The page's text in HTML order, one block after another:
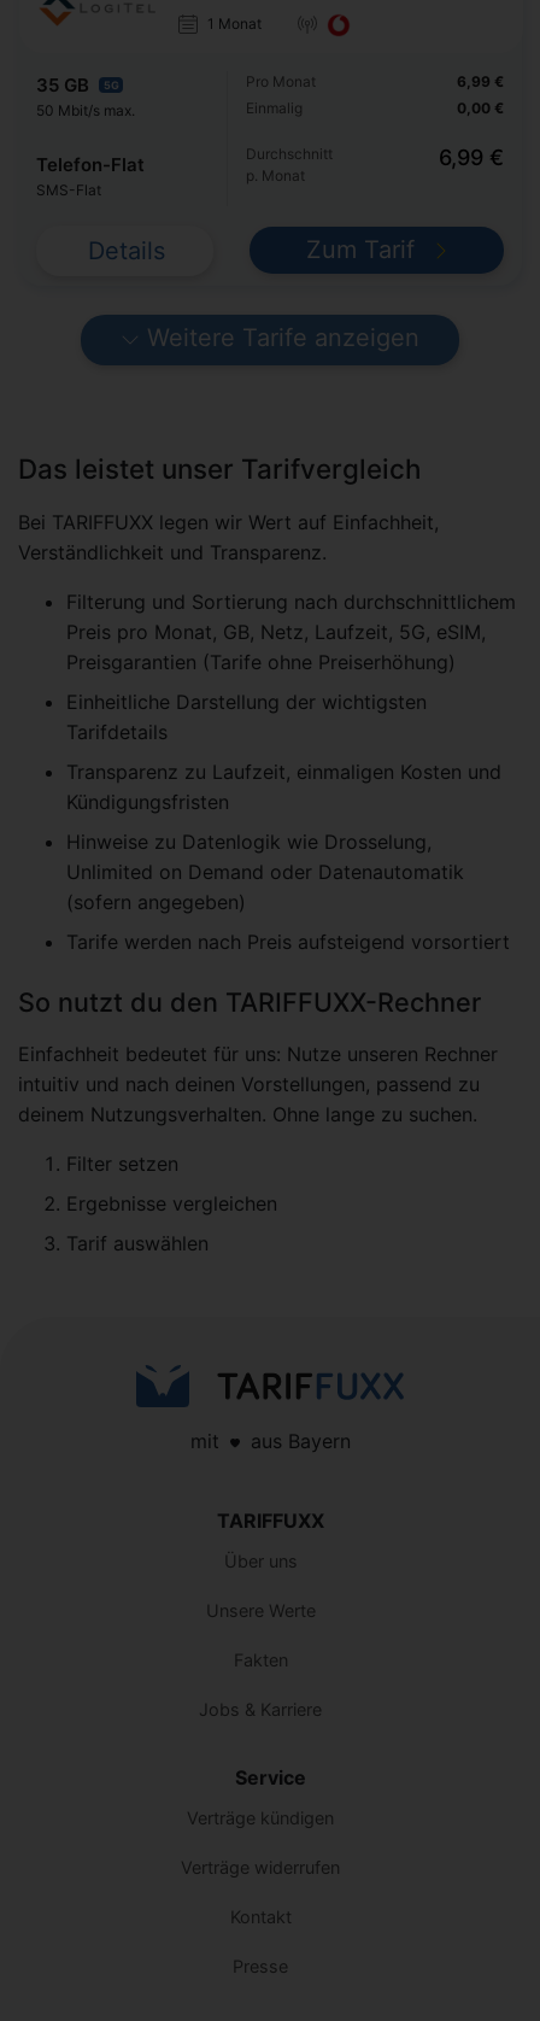
1 Monat
35 GB 5G
50 Mbit/s max.
Telefon-Flat
SMS-Flat
Pro Monat
Einmalig
6,99 €
0,00 €
Durchschnitt
p. Monat
6,99 €
Details Zum Tarif
Weitere Tarife anzeigen
Das leistet unser Tarifvergleich
Bei TARIFFUXX legen wir Wert auf Einfachheit,
Verständlichkeit und Transparenz.
Filterung und Sortierung nach durchschnittlichem
Preis pro Monat, GB, Netz, Laufzeit, 5G, eSIM,
Preisgarantien (Tarife ohne Preiserhöhung)
Einheitliche Darstellung der wichtigsten
Tarifdetails
Transparenz zu Laufzeit, einmaligen Kosten und
Kündigungsfristen
Hinweise zu Datenlogik wie Drosselung,
Unlimited on Demand oder Datenautomatik
(sofern angegeben)
Tarife werden nach Preis aufsteigend vorsortiert
So nutzt du den TARIFFUXX-Rechner
Einfachheit bedeutet für uns: Nutze unseren Rechner
intuitiv und nach deinen Vorstellungen, passend zu
deinem Nutzungsverhalten. Ohne lange zu suchen.
Filter setzen
Ergebnisse vergleichen
Tarif auswählen
mit aus Bayern
TARIFFUXX
Über uns
Unsere Werte
Fakten
Jobs & Karriere
Service
Verträge kündigen
Verträge widerrufen
Kontakt
Presse